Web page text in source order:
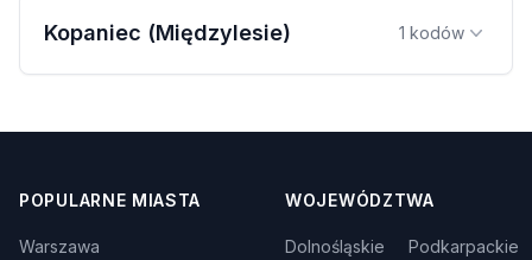
Kopaniec (Międzylesie) 1 kodów
POPULARNE MIASTA
Warszawa
WOJEWÓDZTWA
Dolnośląskie
Podkarpackie